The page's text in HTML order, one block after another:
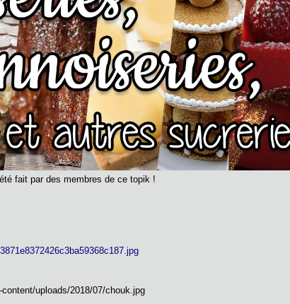
fait par des membres de ce topik !